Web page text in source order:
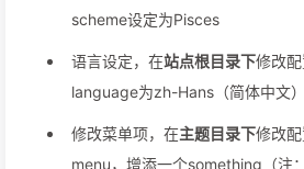
scheme设定为Pisces
语言设定，在站点根目录下修改
language为zh-Hans（简体中文）
修改菜单项，在主题目录下修改
menu，增添一个something（注